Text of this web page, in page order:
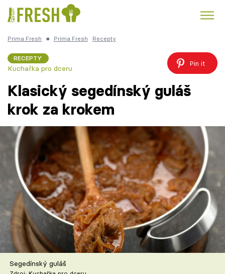
Česká kuchyně
Témata
Recepty
Články
TV Program
Škola vaření
Recepty z TV
Prima Fresh ■ Prima Fresh Recepty
RECEPTY
Kuchařka pro dceru
Pin it
Klasický segedínský guláš
krok za krokem
Segedínský guláš